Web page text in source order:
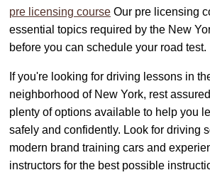
pre licensing course Our pre licensing
essential topics required by the New
before you can schedule your road test.
If you're looking for driving lessons in
neighborhood of New York, rest
plenty of options available to help you
safely and confidently. Look for driving
modern brand training cars and
instructors for the best possible